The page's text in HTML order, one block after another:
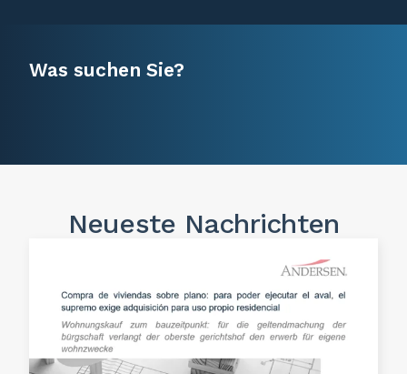
Was suchen Sie?
Neueste Nachrichten